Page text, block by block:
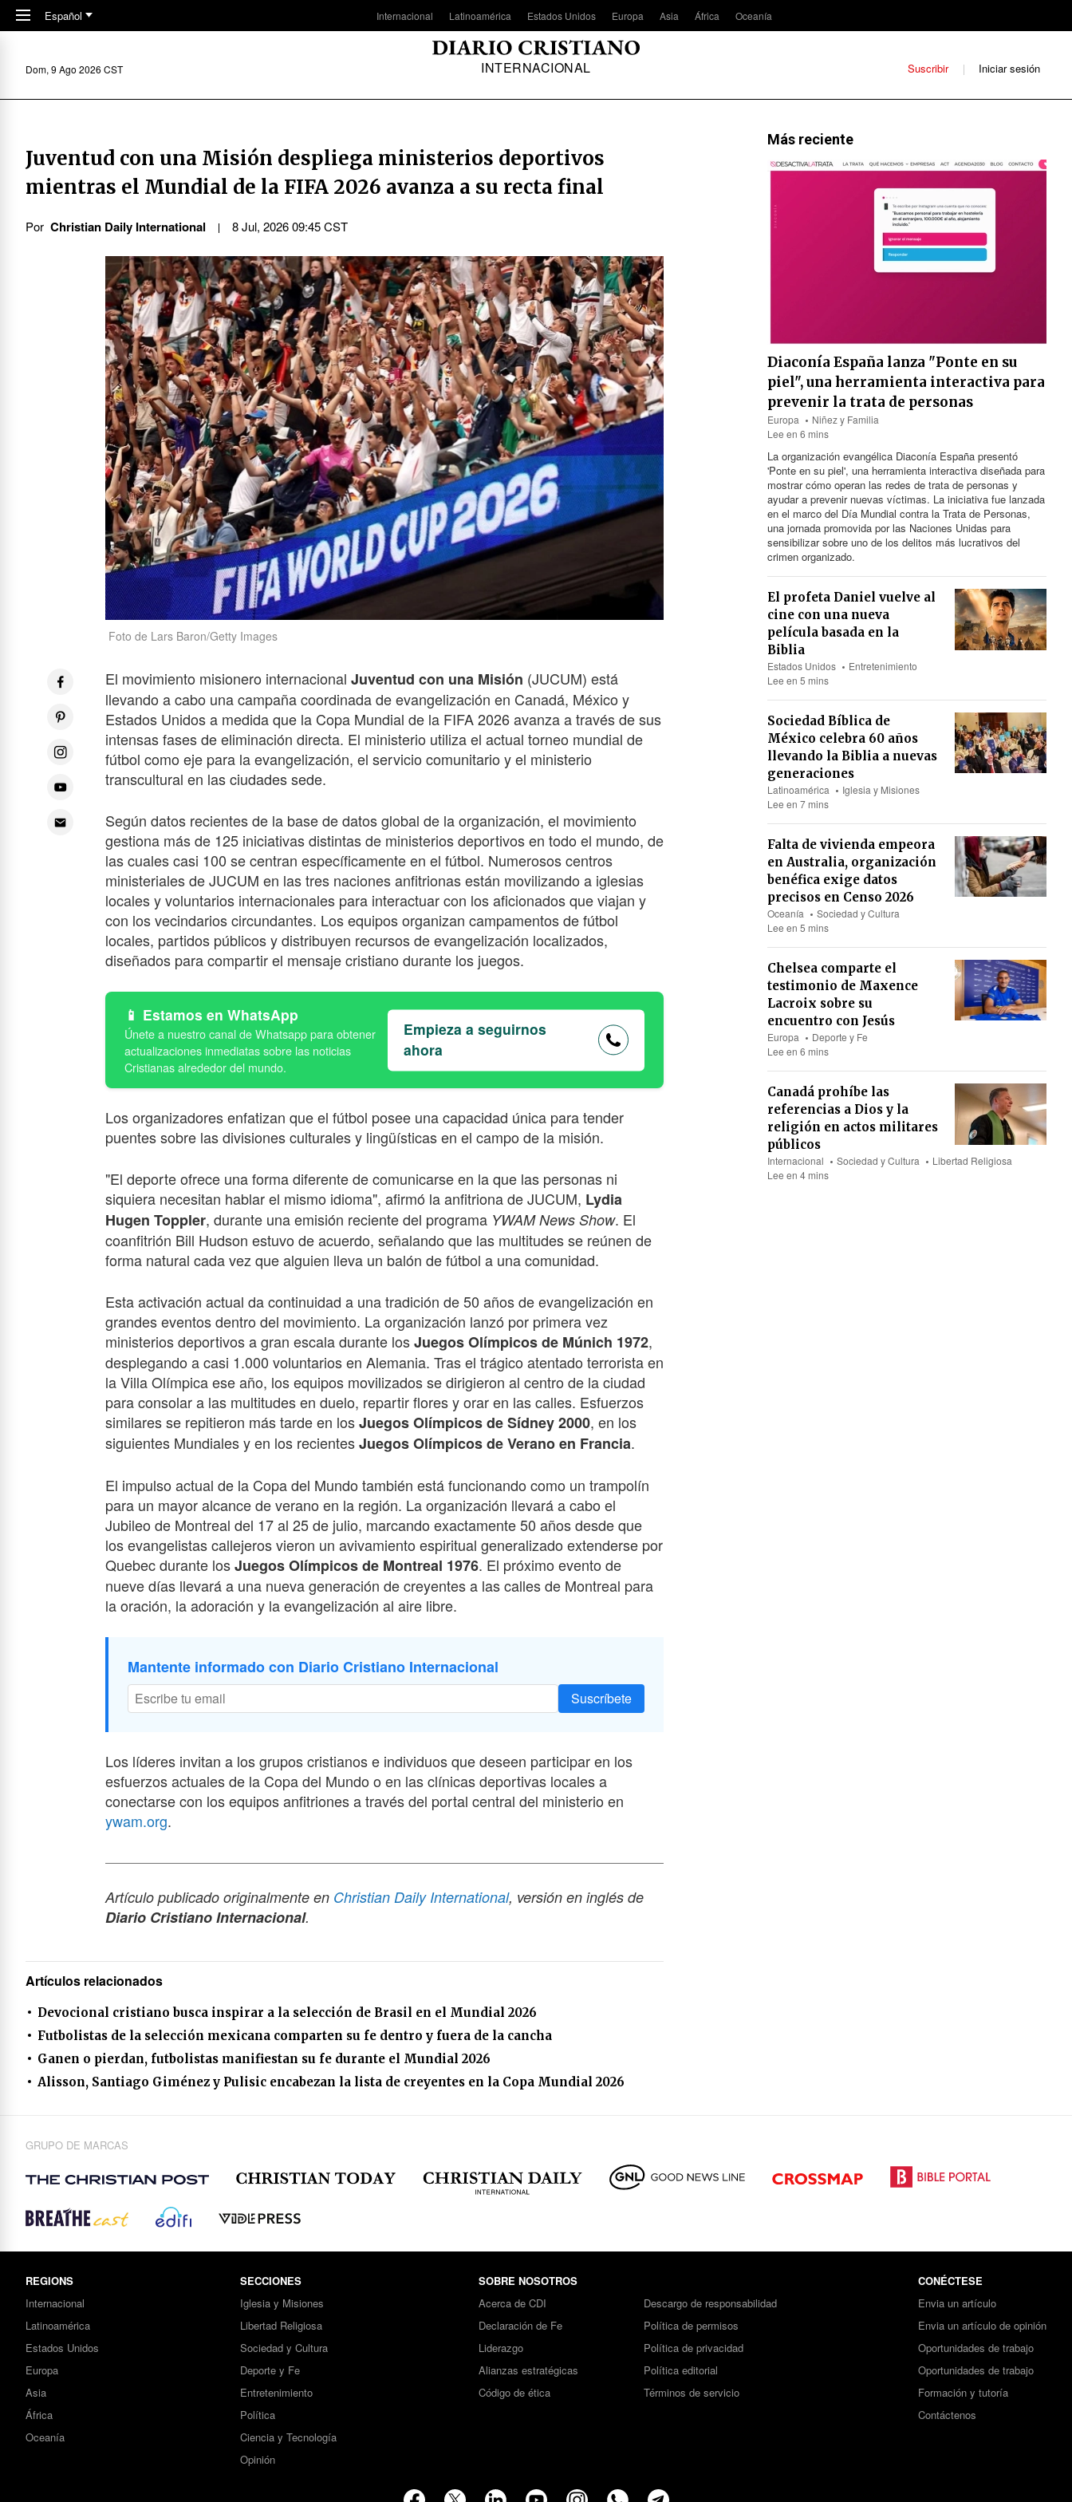
Skip to main content
Español Internacional Latinoamérica Estados Unidos Europa Asia África Oceanía
INTERNACIONAL
Dom, 9 Ago 2026 CST Suscribir Iniciar sesión
Juventud con una Misión despliega ministerios deportivos
mientras el Mundial de la FIFA 2026 avanza a su recta final
Por Christian Daily International 8 Jul, 2026 09:45 CST
Foto de Lars Baron/Getty Images
El movimiento misionero internacional Juventud con una Misión (JUCUM) está
llevando a cabo una campaña coordinada de evangelización en Canadá, México y
Estados Unidos a medida que la Copa Mundial de la FIFA 2026 avanza a través de sus
intensas fases de eliminación directa. El ministerio utiliza el actual torneo mundial de
fútbol como eje para la evangelización, el servicio comunitario y el ministerio
transcultural en las ciudades sede.
Según datos recientes de la base de datos global de la organización, el movimiento
gestiona más de 125 iniciativas distintas de ministerios deportivos en todo el mundo, de
las cuales casi 100 se centran específicamente en el fútbol. Numerosos centros
ministeriales de JUCUM en las tres naciones anfitrionas están movilizando a iglesias
locales y voluntarios internacionales para interactuar con los aficionados que viajan y
con los vecindarios circundantes. Los equipos organizan campamentos de fútbol
locales, partidos públicos y distribuyen recursos de evangelización localizados,
diseñados para compartir el mensaje cristiano durante los juegos.
Estamos en WhatsApp
Empieza a seguirnos
ahora
Los organizadores enfatizan que el fútbol posee una capacidad única para tender
puentes sobre las divisiones culturales y lingüísticas en el campo de la misión.
"El deporte ofrece una forma diferente de comunicarse en la que las personas ni
siquiera necesitan hablar el mismo idioma", afirmó la anfitriona de JUCUM, Lydia
Hugen Toppler, durante una emisión reciente del programa YWAM News Show. El
coanfitrión Bill Hudson estuvo de acuerdo, señalando que las multitudes se reúnen de
forma natural cada vez que alguien lleva un balón de fútbol a una comunidad.
Esta activación actual da continuidad a una tradición de 50 años de evangelización en
grandes eventos dentro del movimiento. La organización lanzó por primera vez
ministerios deportivos a gran escala durante losJuegos Olímpicos de Múnich 1972,
desplegando a casi 1.000 voluntarios en Alemania. Tras el trágico atentado terrorista en
la Villa Olímpica ese año, los equipos movilizados se dirigieron al centro de la ciudad
para consolar a las multitudes en duelo, repartir flores y orar en las calles. Esfuerzos
similares se repitieron más tarde en losJuegos Olímpicos de Sídney 2000, en los
siguientes Mundiales y en los recientesJuegos Olímpicos de Verano en Francia.
El impulso actual de la Copa del Mundo también está funcionando como un trampolín
para un mayor alcance de verano en la región. La organización llevará a cabo el
Jubileo de Montreal del 17 al 25 de julio, marcando exactamente 50 años desde que
los evangelistas callejeros vieron un avivamiento espiritual generalizado extenderse por
Quebec durante losJuegos Olímpicos de Montreal 1976. El próximo evento de
nueve días llevará a una nueva generación de creyentes a las calles de Montreal para
la oración, la adoración y la evangelización al aire libre.
Mantente informado con Diario Cristiano Internacional
Suscríbete
Los líderes invitan a los grupos cristianos e individuos que deseen participar en los
esfuerzos actuales de la Copa del Mundo o en las clínicas deportivas locales a
conectarse con los equipos anfitriones a través del portal central del ministerio en
ywam.org.
Artículo publicado originalmente en Christian Daily International, versión en inglés de
Diario Cristiano Internacional.
Artículos relacionados
Devocional cristiano busca inspirar a la selección de Brasil en el Mundial 2026
Futbolistas de la selección mexicana comparten su fe dentro y fuera de la cancha
Ganen o pierdan, futbolistas manifiestan su fe durante el Mundial 2026
Alisson, Santiago Giménez y Pulisic encabezan la lista de creyentes en la Copa Mundial 2026
Más reciente
Diaconía España lanza "Ponte en su
piel", una herramienta interactiva para
prevenir la trata de personas
Europa
Niñez y Familia
Lee en 6 mins
La organización evangélica Diaconía España presentó
'Ponte en su piel', una herramienta interactiva diseñada para
mostrar cómo operan las redes de trata de personas y
ayudar a prevenir nuevas víctimas. La iniciativa fue lanzada
en el marco del Día Mundial contra la Trata de Personas,
una jornada promovida por las Naciones Unidas para
sensibilizar sobre uno de los delitos más lucrativos del
crimen organizado.
El profeta Daniel vuelve al
cine con una nueva
película basada en la
Biblia
Estados Unidos
Entretenimiento
Lee en 5 mins
Sociedad Bíblica de
México celebra 60 años
llevando la Biblia a nuevas
generaciones
Latinoamérica
Iglesia y Misiones
Lee en 7 mins
Falta de vivienda empeora
en Australia, organización
benéfica exige datos
precisos en Censo 2026
Oceanía
Sociedad y Cultura
Lee en 5 mins
Chelsea comparte el
testimonio de Maxence
Lacroix sobre su
encuentro con Jesús
Europa
Deporte y Fe
Lee en 6 mins
Canadá prohíbe las
referencias a Dios y la
religión en actos militares
públicos
Internacional Sociedad y Cultura
Libertad Religiosa
Lee en 4 mins
GRUPO DE MARCAS
REGIONS
Internacional
Latinoamérica
Estados Unidos
Europa
Asia
África
Oceanía
SECCIONES
Iglesia y Misiones
Libertad Religiosa
Sociedad y Cultura
Deporte y Fe
Entretenimiento
Política
Ciencia y Tecnología
Opinión
SOBRE NOSOTROS
Acerca de CDI
Declaración de Fe
Liderazgo
Alianzas estratégicas
Código de ética
Descargo de responsabilidad
Política de permisos
Política de privacidad
Política editorial
Términos de servicio
CONÉCTESE
Envia un artículo
Envia un artículo de opinión
Oportunidades de trabajo
Oportunidades de trabajo
Formación y tutoría
Contáctenos